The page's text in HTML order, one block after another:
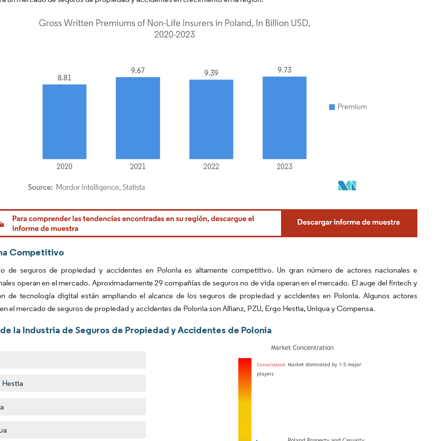
Intelligence. El uso requiere atribución según CC BY 4.0.
Competitivo
de seguros de propiedad y accidentes en Polonia es altamente competitivo. Un gran número de actores nacionales e
operan en el mercado. Aproximadamente 29 compañías de seguros no de vida operan en el mercado. El auge del fintech y
de tecnología digital están ampliando el alcance de los seguros de propiedad y accidentes en Polonia. Algunos actores
el mercado de seguros de propiedad y accidentes de Polonia son Allianz, PZU, Ergo Hestia, Uniqua y Compensa.
la Industria de Seguros de Propiedad y Accidentes de Polonia
Hestia